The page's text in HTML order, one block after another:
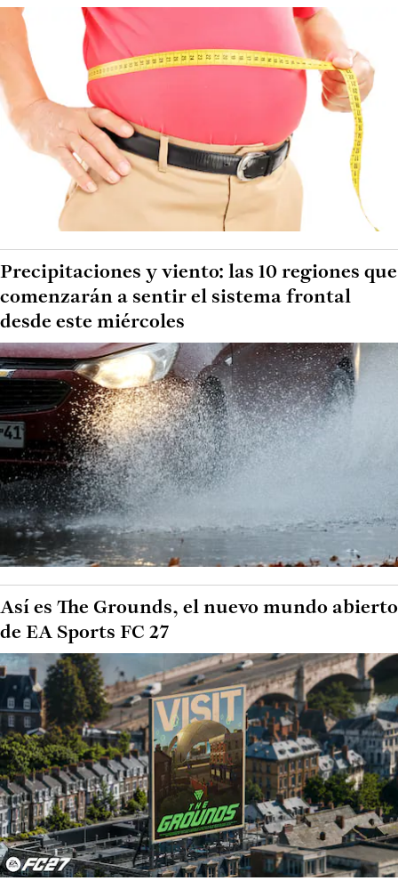
Precipitaciones y viento: las 10 regiones que
comenzarán a sentir el sistema frontal
desde este miércoles
Así es The Grounds, el nuevo mundo abierto
de EA Sports FC 27